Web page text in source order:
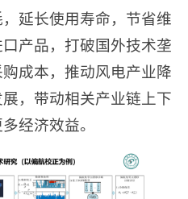
延长使用寿命，节省维
产品，打破国外技术垄
成本，推动风电产业降
，带动相关产业链上下
经济效益。